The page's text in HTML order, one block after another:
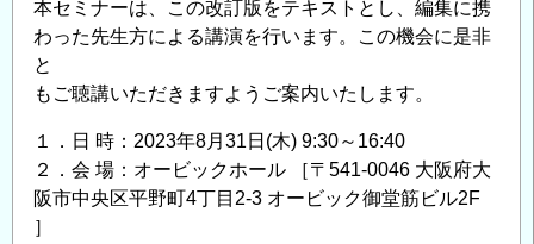
本セミナーは、この改訂版をテキストとし、編集に携
わった先生方による講演を行います。この機会に是非
と
もご聴講いただきますようご案内いたします。
１．日 時：2023年8月31日(木) 9:30～16:40
２．会 場：オービックホール ［〒541-0046 大阪府大
阪市中央区平野町4丁目2-3 オービック御堂筋ビル2F
］